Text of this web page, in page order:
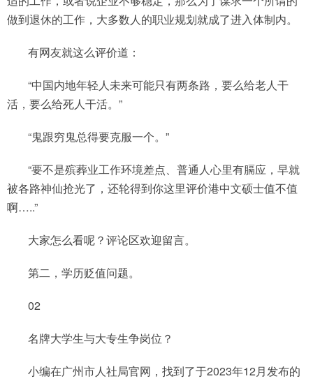
做到退休的工作，大多数人的职业规划就成了进入体制内。
有网友就这么评价道：
“中国内地年轻人未来可能只有两条路，要么给老人干
活，要么给死人干活。”
“鬼跟穷鬼总得要克服一个。”
“要不是殡葬业工作环境差点、普通人心里有膈应，早就
被各路神仙抢光了，还轮得到你这里评价港中文硕士值不值
啊…..”
大家怎么看呢？评论区欢迎留言。
第二，学历贬值问题。
02
名牌大学生与大专生争岗位？
小编在广州市人社局官网，找到了于2023年12月发布的